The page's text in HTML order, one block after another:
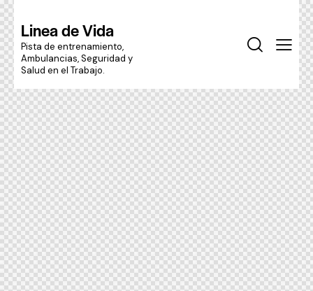
Linea de Vida
Pista de entrenamiento,
Ambulancias, Seguridad y
Salud en el Trabajo.